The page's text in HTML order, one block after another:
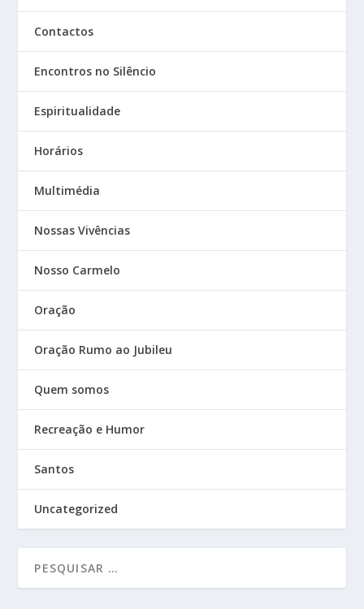
Contactos
Encontros no Silêncio
Espiritualidade
Horários
Multimédia
Nossas Vivências
Nosso Carmelo
Oração
Oração Rumo ao Jubileu
Quem somos
Recreação e Humor
Santos
Uncategorized